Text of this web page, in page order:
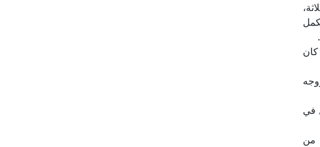
كان
به أحمد ابن بنت الشافعي [ت295هـ]، ووجه
حصل في
فتعتد من